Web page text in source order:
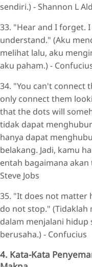
sendiri.) - Shannon L
33. "Hear and I forget.
understand." (Aku
melihat lalu, aku
aku paham.) -
34. "You can't connect
only connect them
that the dots will
tidak dapat
hanya dapat
belakang. Jadi, kamu
entah bagaimana
Steve Jobs
35. "It does not matter
do not stop." (Tidaklah
dalam menjalani
berusaha.) - Confucius
4. Kata-Kata